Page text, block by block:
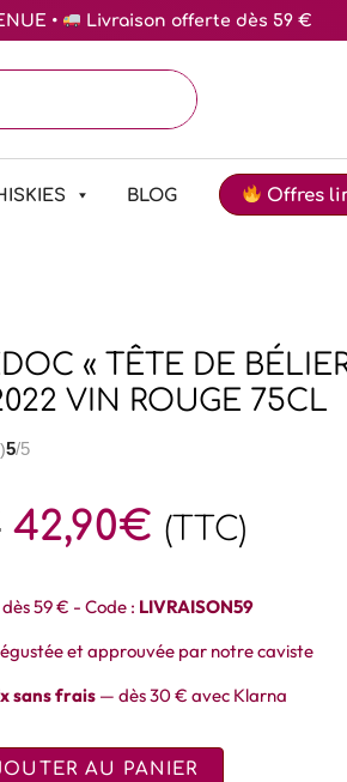
• Livraison offerte dès 59 €
BLOG Offres
« TÊTE DE
VIN ROUGE 75CL
5/5
42,90€ (TTC)
59 € - Code : LIVRAISON59
et approuvée par notre caviste
sans frais — dès 30 € avec Klarna
AU PANIER